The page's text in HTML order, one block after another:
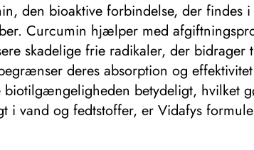
den bioaktive forbindelse, der findes
Curcumin hjælper med
skadelige frie radikaler, der
deres absorption og
betydeligt, hvilket
vand og fedtstoffer, er Vidafys